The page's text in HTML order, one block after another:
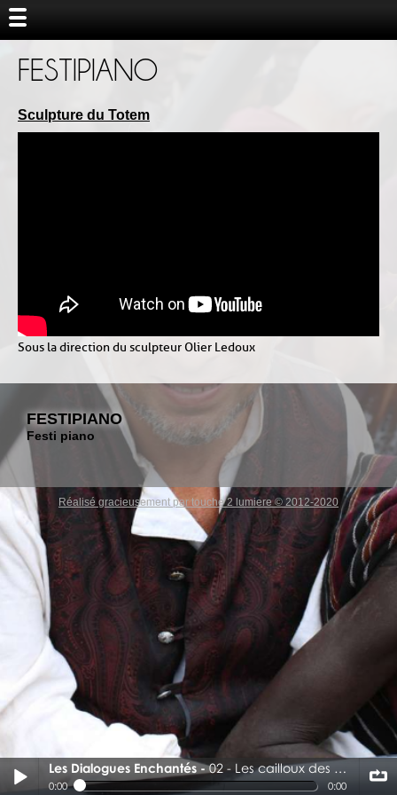
FESTIPIANO
Sculpture du Totem
Sous la direction du sculpteur Olier Ledoux
FESTIPIANO
Festi piano
Les Dialogues Enchantés 02 - Les cailloux des chemins
0:00 0:00
02 - Les cailloux des chemins
Réalisé gracieusement par touche 2 lumiere © 2012-2020